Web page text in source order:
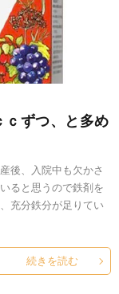
ｃずつ、と多め
後、入院中も欠かさ
ると思うので鉄剤を
充分鉄分が足りてい
続きを読む